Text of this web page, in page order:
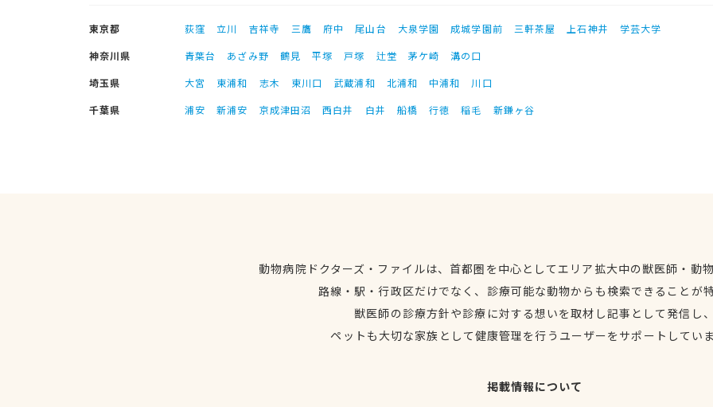
東京都 荻窪 立川 吉祥寺 三鷹 府中 尾山台 大泉学園 成城学園前 三軒茶屋 上石神井
学芸大学
神奈川県
青葉台 あざみ野 鶴見 平塚 戸塚 辻堂 茅ケ崎
溝の口
埼玉県
大宮 東浦和 志木 東川口 武蔵浦和 北浦和 中浦和
川口
千葉県
浦安 新浦安 京成津田沼 西白井 白井 船橋 行徳 稲毛 新鎌ヶ谷
動物病院ドクターズ・ファイルは、首都圏を中心としてエリア拡大中の獣医師・動
路線・駅・行政区だけでなく、診療可能な動物からも検索できることが
獣医師の診療方針や診療に対する想いを取材し記事として発信し
ペットも大切な家族として健康管理を行うユーザーをサポートしてい
掲載情報について